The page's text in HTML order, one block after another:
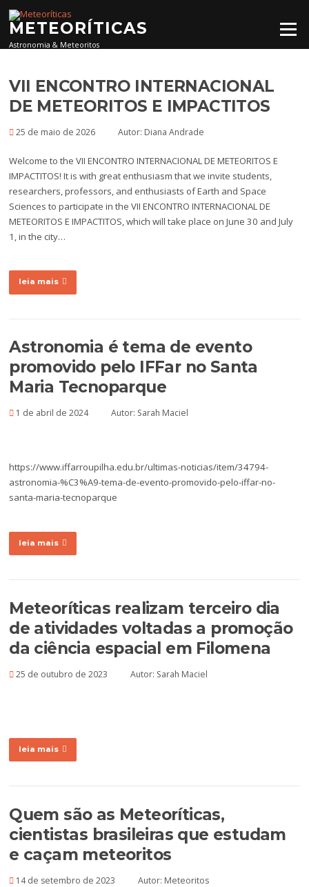
Pular para o conteúdo
METEORÍTICAS
Astronomia & Meteoritos
Menu
VII ENCONTRO INTERNACIONAL
DE METEORITOS E IMPACTITOS
25 de maio de 2026 Autor: Diana Andrade
Welcome to the VII ENCONTRO INTERNACIONAL DE METEORITOS E
IMPACTITOS! It is with great enthusiasm that we invite students,
researchers, professors, and enthusiasts of Earth and Space
Sciences to participate in the VII ENCONTRO INTERNACIONAL DE
METEORITOS E IMPACTITOS, which will take place on June 30 and July
1, in the city…
leia mais
Astronomia é tema de evento
promovido pelo IFFar no Santa
Maria Tecnoparque
1 de abril de 2024 Autor: Sarah Maciel
https://www.iffarroupilha.edu.br/ultimas-noticias/item/34794-
astronomia-%C3%A9-tema-de-evento-promovido-pelo-iffar-no-
santa-maria-tecnoparque
leia mais
Meteoríticas realizam terceiro dia
de atividades voltadas a promoção
da ciência espacial em Filomena
25 de outubro de 2023 Autor: Sarah Maciel
leia mais
Quem são as Meteoríticas,
cientistas brasileiras que estudam
e caçam meteoritos
14 de setembro de 2023 Autor: Meteoritos